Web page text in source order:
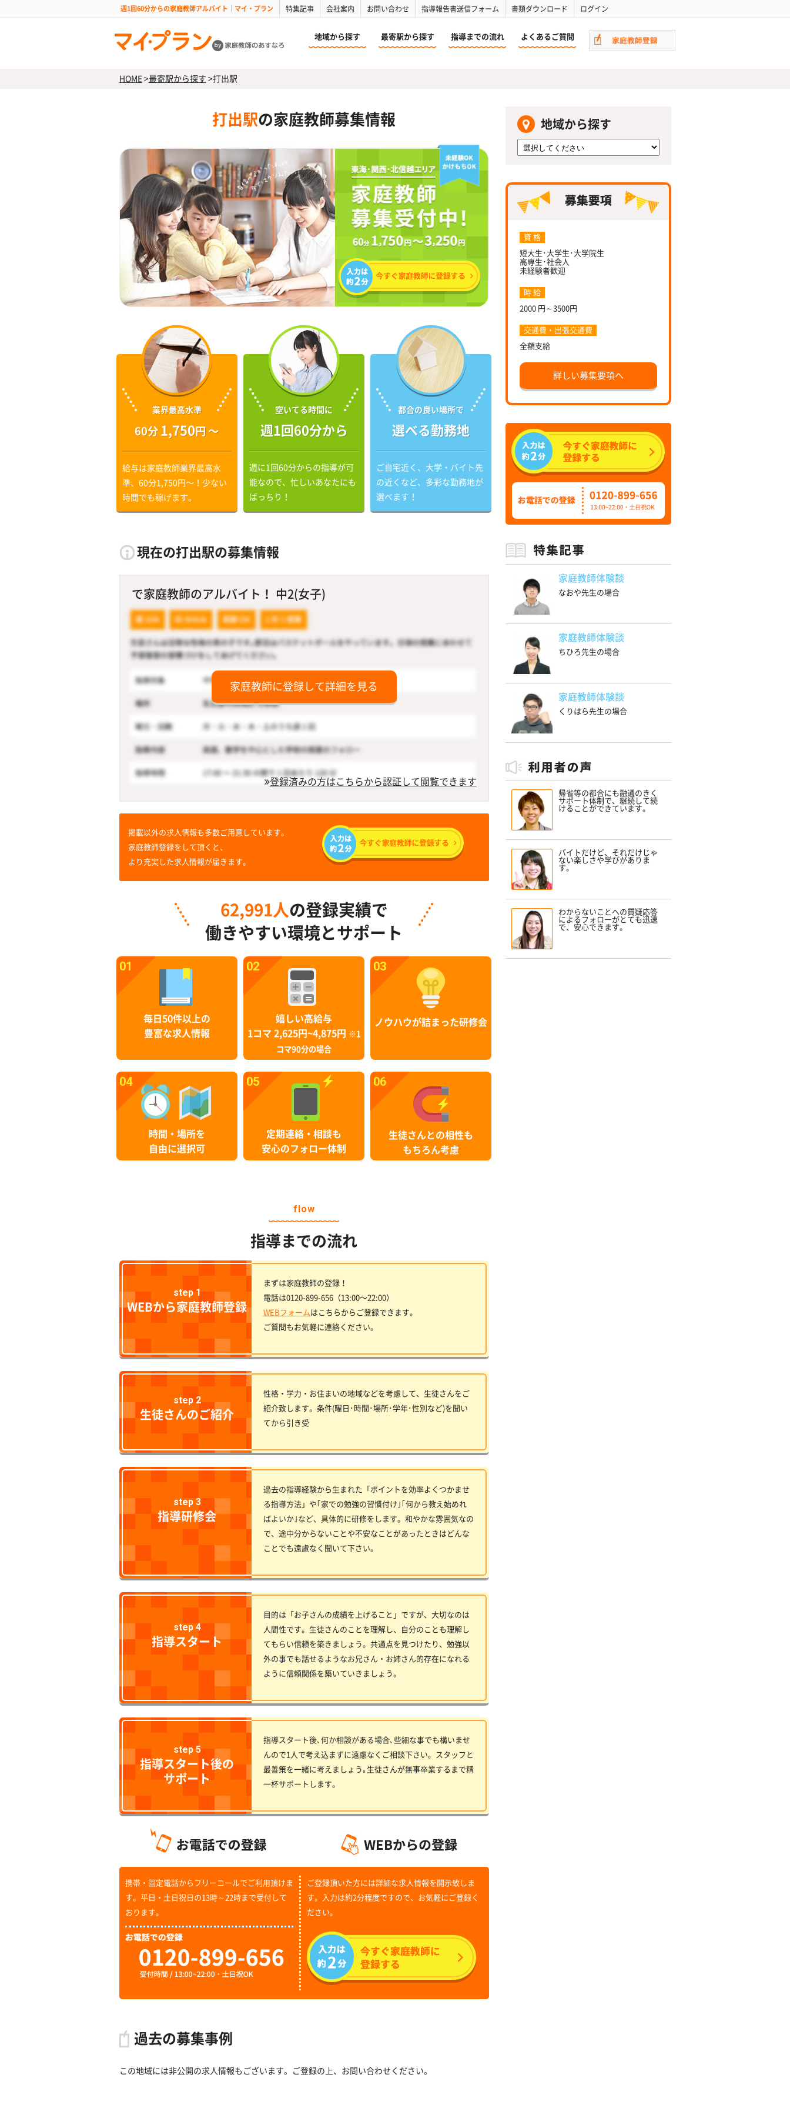
週1回60分からの家庭教師アルバイト｜マイ・プラン 特集記事 会社案内 お問い合わせ 指導報告書送信フォーム 書類ダウンロード ログイン
地域から探す 最寄駅から探す 指導までの流れ よくあるご質問
HOME>最寄駅から探す >打出駅
打出駅の家庭教師募集情報
業界最高水準
60分 1,750円 〜
給与は家庭教師業界最高水
準、60分1,750円〜！少ない
時間でも稼げます。
空いてる時間に
週1回60分から
週に1回60分からの指導が可
能なので、忙しいあなたにも
ばっちり！
都合の良い場所で
選べる勤務地
ご自宅近く、大学・バイト先
の近くなど、多彩な勤務地が
選べます！
現在の打出駅の募集情報
で家庭教師のアルバイト！ 中2(女子)
家庭教師に登録して詳細を見る
登録済みの方はこちらから認証して閲覧できます
掲載以外の求人情報も多数ご用意しています。
家庭教師登録をして頂くと、
より充実した求人情報が届きます。
62,991人 の登録実績で
働きやすい環境とサポート
01
毎日50件以上の
豊富な求人情報
02
嬉しい高給与
1コマ 2,625円~4,875円
※1
コマ90分の場合
03
ノウハウが詰まった研修会
04
時間・場所を
自由に選択可
05
定期連絡・相談も
安心のフォロー体制
06
生徒さんとの相性も
もちろん考慮
flow
指導までの流れ
step 1
WEBから家庭教師登録
まずは家庭教師の登録！
電話は0120-899-656（13:00〜22:00）
WEBフォームはこちらからご登録できます。
ご質問もお気軽に連絡ください。
step 2
生徒さんのご紹介
性格・学力・お住まいの地域などを考慮して、生徒さんをご
紹介致します。条件(曜日･時間･場所･学年･性別など)を聞い
てから引き受
step 3
指導研修会
過去の指導経験から生まれた「ポイントを効率よくつかませ
る指導方法」や｢家での勉強の習慣付け｣｢何から教え始めれ
ばよいか｣など、具体的に研修をします。和やかな雰囲気なの
で、途中分からないことや不安なことがあったときはどんな
ことでも遠慮なく聞いて下さい。
step 4
指導スタート
目的は「お子さんの成績を上げること」ですが、大切なのは
人間性です。生徒さんのことを理解し、自分のことも理解し
てもらい信頼を築きましょう。共通点を見つけたり、勉強以
外の事でも話せるようなお兄さん・お姉さん的存在になれる
ように信頼関係を築いていきましょう。
step 5
指導スタート後の
サポート
指導スタート後､何か相談がある場合､些細な事でも構いませ
んので1人で考え込まずに遠慮なくご相談下さい。スタッフと
最善策を一緒に考えましょう｡生徒さんが無事卒業するまで精
一杯サポートします。
携帯・固定電話からフリーコールでご利用頂けま
す。平日・土日祝日の13時～22時まで受付して
おります。
ご登録頂いた方には詳細な求人情報を開示致しま
す。入力は約2分程度ですので、お気軽にご登録く
ださい。
過去の募集事例
この地域には非公開の求人情報もございます。ご登録の上、お問い合わせください。
地域から探す
資 格
短大生･大学生･大学院生
高専生･社会人
未経験者歓迎
時 給
2000 円～3500円
交通費・出張交通費
全額支給
詳しい募集要項へ
家庭教師体験談
なおや先生の場合
家庭教師体験談
ちひろ先生の場合
家庭教師体験談
くりはら先生の場合
帰省等の都合にも融通のきく
サポート体制で、継続して続
けることができています。
バイトだけど、それだけじゃ
ない楽しさや学びがありま
す。
わからないことへの質疑応答
によるフォローがとても迅速
で、安心できます。